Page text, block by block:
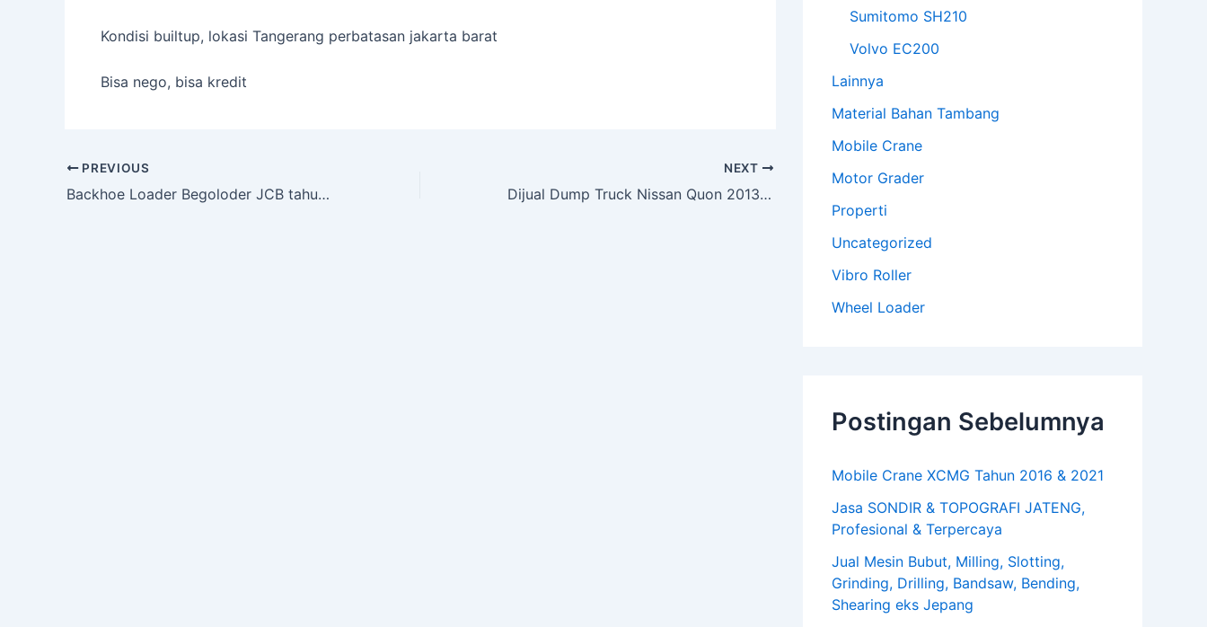
Kondisi builtup, lokasi Tangerang perbatasan jakarta barat
Bisa nego, bisa kredit
Post
navigation
PREVIOUS
Backhoe Loader Begoloder JCB tahun 2010 Tangerang
NEXT
Dijual Dump Truck Nissan Quon 2013, Hino 2012, 24 kubik Truk Tangerang
Sumitomo SH210
Volvo EC200
Lainnya
Material Bahan Tambang
Mobile Crane
Motor Grader
Properti
Uncategorized
Vibro Roller
Wheel Loader
Postingan Sebelumnya
Mobile Crane XCMG Tahun 2016 & 2021
Jasa SONDIR & TOPOGRAFI JATENG,
Profesional & Terpercaya
Jual Mesin Bubut, Milling, Slotting,
Grinding, Drilling, Bandsaw, Bending,
Shearing eks Jepang